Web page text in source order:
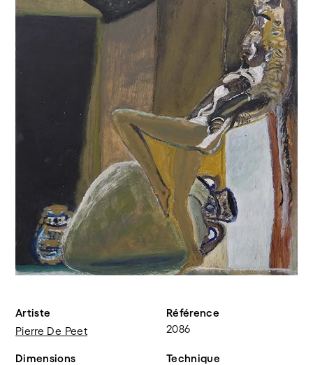
Artiste
Pierre De Peet
Référence
2086
Dimensions
Technique